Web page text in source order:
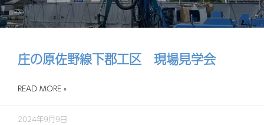
庄の原佐野線下郡工区 現場見学会
READ MORE »
2024年9月9日